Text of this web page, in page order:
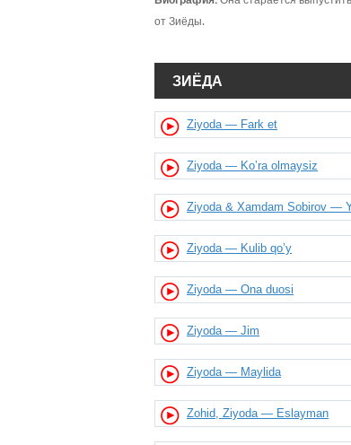
от Зиёды.
ЗИЁДА
Ziyoda — Fark et
Ziyoda — Ko’ra olmaysiz
Ziyoda & Xamdam Sobirov —
Ziyoda — Kulib qo’y
Ziyoda — Ona duosi
Ziyoda — Jim
Ziyoda — Maylida
Zohid, Ziyoda — Eslayman